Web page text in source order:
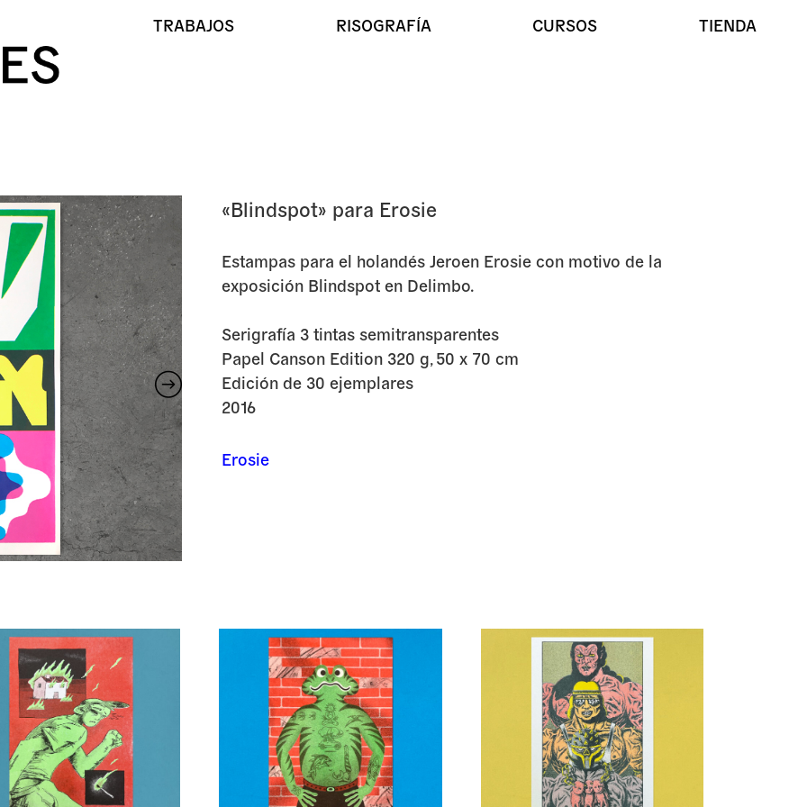
TRABAJOS RISOGRAFÍA CURSOS TIENDA
Blindspot para Erosie
«Blindspot» para Erosie
Estampas para el holandés Jeroen Erosie con motivo de la
exposición Blindspot en Delimbo.
Serigrafía 3 tintas semitransparentes
Papel Canson Edition 320 g, 50 x 70 cm
Edición de 30 ejemplares
2016
Erosie